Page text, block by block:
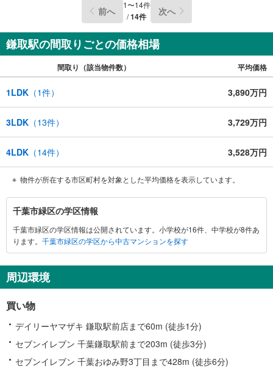
ただけるまでお付き合いさせていただきます。その他ご希
望がございましたら、お客様のご要望をお聞かせくださ
い。
前へ 1〜14件
/14件 次へ
鎌取駅の間取りごとの価格相場
間取り（該当物件数） 平均価格
1LDK （1件） 3,890万円
3LDK （13件） 3,729万円
4LDK （14件） 3,528万円
物件が所在する市区町村を対象とした平均価格を表示しています。
千
葉
市
緑
に
関
る
情
報
千葉市緑区の学区情報
千葉市緑区の学区情報は公開されています。小学校が16件、中学校が8件あ
ります。 千葉市緑区の学区から中古マンションを探す
周辺環境
買い物
デイリーヤマザキ 鎌取駅前店まで60m (徒歩1分)
セブンイレブン 千葉鎌取駅前まで203m (徒歩3分)
セブンイレブン 千葉おゆみ野3丁目まで428m (徒歩6分)